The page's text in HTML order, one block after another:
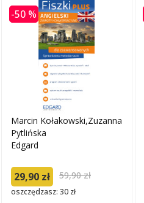
-50 %
Marcin Kołakowski,Zuzanna
Pytlińska
Edgard
29,90 zł 59,90 zł
oszczędzasz: 30 zł